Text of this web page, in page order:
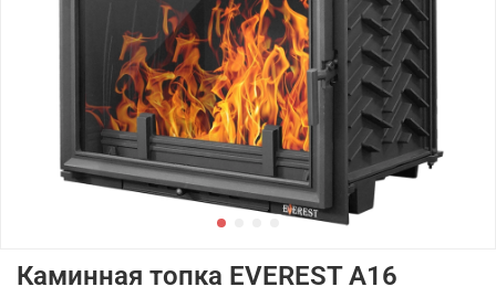
Каминная топка EVEREST A16